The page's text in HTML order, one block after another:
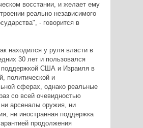
восстании, и желает ему
реально независимого
- говорится в
находился у руля власти в
30 лет и пользовался
поддержкой США и Израиля в
политической и
сферах, однако реальные
со всей очевидностью
ни арсеналы оружия, ни
ни иностранная поддержка
продолжения